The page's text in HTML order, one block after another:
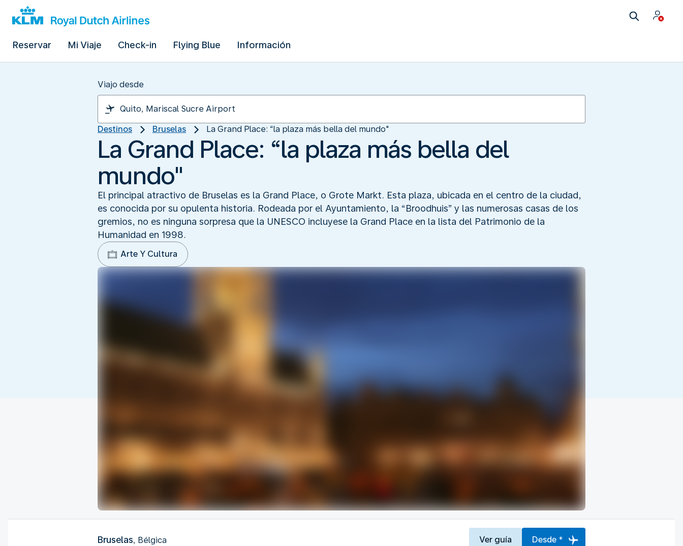
Reservar Mi Viaje Check-in Flying Blue Información
Viajo desde
Destinos Bruselas La Grand Place: “la plaza más bella del mundo"
La Grand Place: “la plaza más bella del
mundo"
El principal atractivo de Bruselas es la Grand Place, o Grote Markt. Esta plaza, ubicada en el centro de la ciudad,
es conocida por su opulenta historia. Rodeada por el Ayuntamiento, la “Broodhuis” y las numerosas casas de los
gremios, no es ninguna sorpresa que la UNESCO incluyese la Grand Place en la lista del Patrimonio de la
Humanidad en 1998.
Arte Y Cultura
Bruselas, Bélgica Ver guía Desde *